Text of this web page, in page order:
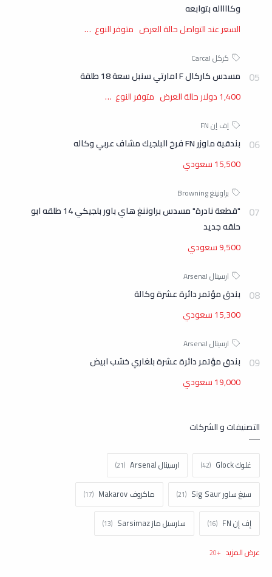
وكااااله بتوابعه
السعر عند التواصل حالة العرض متوفر النوع …
مسدس كاركال F امارتي سنبل سعة 18 طلقة
1,400 دولار حالة العرض متوفر النوع …
بندقية ماوزر FN فرخ البلجيك مشاف عربي وكاله
15,500 سعودي
"قطعة نادرة" مسدس براوننغ هاي باور بلجيكي 14 طلقه ابو
حلقه جديد
9,500 سعودي
بندق مؤتمر دائرة عشرة وكالة
15,300 سعودي
بندق مؤتمر دائرة عشرة بلغاري خشب ابيض
19,000 سعودي
التصنيفات و الشركات
غلوك Glock ارسينال Arsenal
سيغ ساور Sig Saur ماكروف Makarov
إف إن FN سارسيل ماز Sarsimaz
كولت Colt